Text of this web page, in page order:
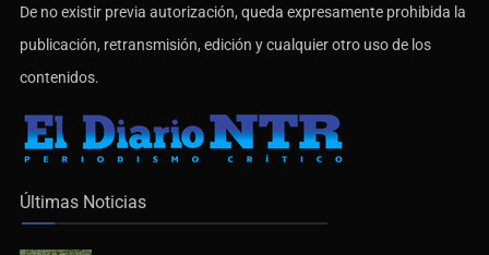
De no existir previa autorización, queda expresamente prohibida la
publicación, retransmisión, edición y cualquier otro uso de los
contenidos.
Últimas Noticias